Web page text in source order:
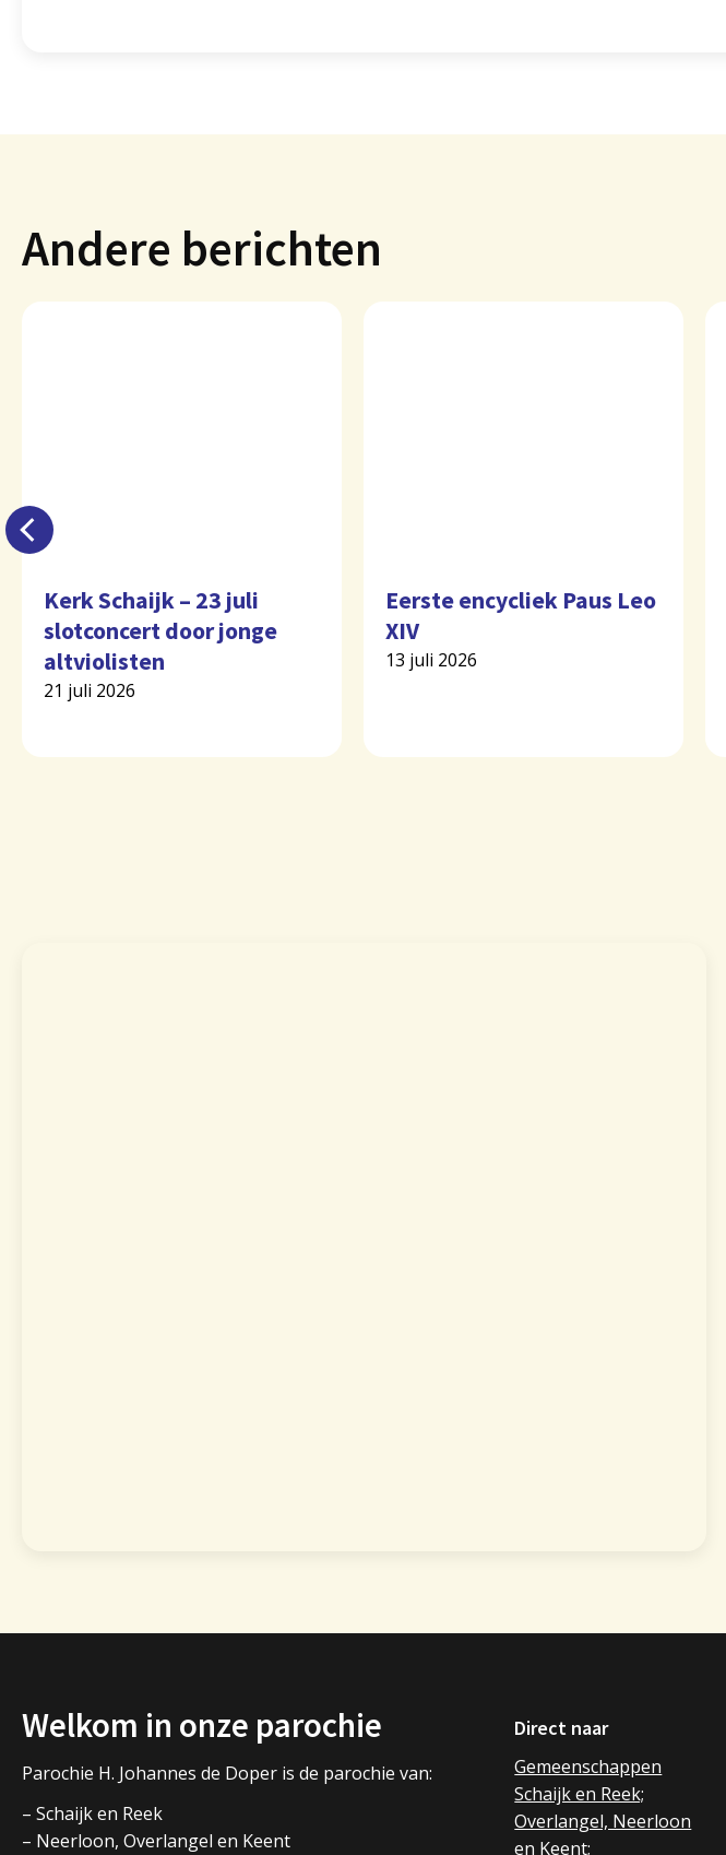
Andere berichten
Kerk Schaijk – 23 juli
slotconcert door jonge
altviolisten
21 juli 2026
Eerste encycliek Paus Leo
XIV
13 juli 2026
Welkom in onze parochie
Parochie H. Johannes de Doper is de parochie van:
– Schaijk en Reek
– Neerloon, Overlangel en Keent
Direct naar
Gemeenschappen
Schaijk en Reek;
Overlangel, Neerloon
en Keent;